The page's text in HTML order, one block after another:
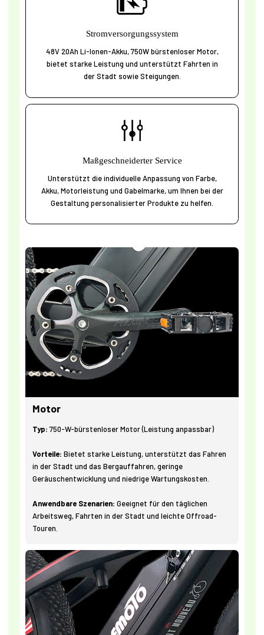
Stromversorgungssystem
48V 20Ah Li-Ionen-Akku, 750W bürstenloser Motor,
bietet starke Leistung und unterstützt Fahrten in
der Stadt sowie Steigungen.
Maßgeschneiderter Service
Unterstützt die individuelle Anpassung von Farbe,
Akku, Motorleistung und Gabelmarke, um Ihnen bei der
Gestaltung personalisierter Produkte zu helfen.
Motor
Typ:750-W-bürstenloser Motor (Leistung anpassbar)
Vorteile: Bietet starke Leistung, unterstützt das Fahren
in der Stadt und das Bergauffahren, geringe
Geräuschentwicklung und niedrige Wartungskosten.
Anwendbare Szenarien:Geeignet für den täglichen
Arbeitsweg, Fahrten in der Stadt und leichte Offroad-
Touren.